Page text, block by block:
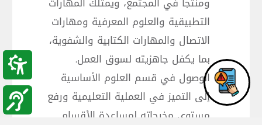
التطبيقية والعلوم المعرفية ومهارات
الاتصال والمهارات الكتابية والشفوية،
بما يكفل جاهزيته لسوق العمل.
الوصول في قسم العلوم الأساسية
إلى التميز في العملية التعليمية ورفع
مستوى مخرجاته لمساعدة الأقسام